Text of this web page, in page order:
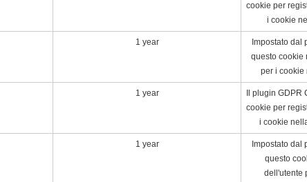
cookie per
i cookie
1 year
Impostato dal
questo cookie
per i cookie
1 year
Il plugin
cookie per
i cookie
1 year
Impostato dal
questo
dell'utente